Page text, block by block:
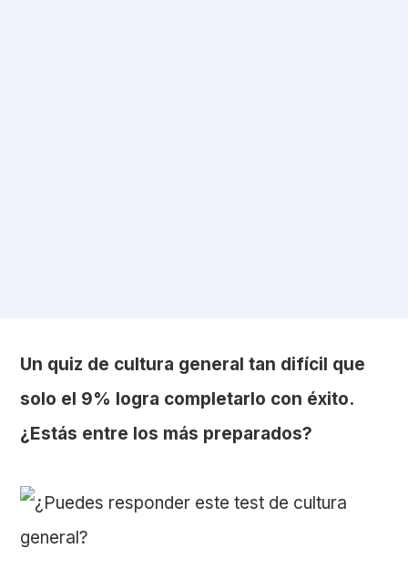
Un quiz de cultura general tan difícil que
solo el 9% logra completarlo con éxito.
¿Estás entre los más preparados?